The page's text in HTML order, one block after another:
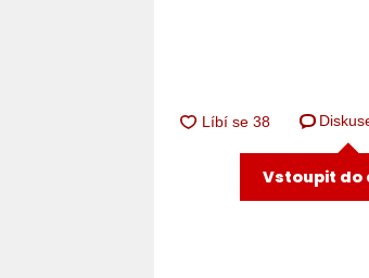
Vstoupit do